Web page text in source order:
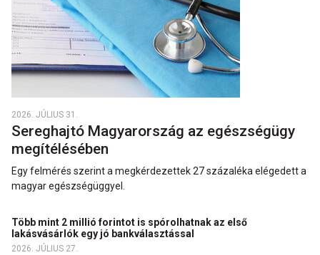
2026. JÚLIUS 31.
Sereghajtó Magyarország az egészségügy
megítélésében
Egy felmérés szerint a megkérdezettek 27 százaléka elégedett a
magyar egészségüggyel.
Több mint 2 millió forintot is spórolhatnak az első
lakásvásárlók egy jó bankválasztással
2026. JÚLIUS 27.